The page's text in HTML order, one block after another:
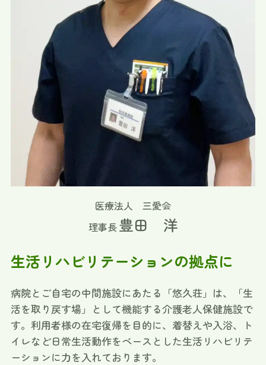
医療法人 三愛会
理事長豊田 洋
生活リハビリテーションの拠点に
病院とご自宅の中間施設にあたる「悠久荘」は、「生
活を取り戻す場」として機能する介護老人保健施設で
す。利用者様の在宅復帰を目的に、着替えや入浴、ト
イレなど日常生活動作をベースとした生活リハビリテ
ーションに力を入れております。